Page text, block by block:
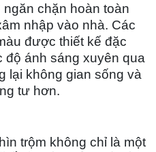
chặn hoàn toàn
nhập vào nhà. Các
được thiết kế đặc
độ ánh sáng xuyên qua
lại không gian sống và
tư hơn.
trộm không chỉ là một